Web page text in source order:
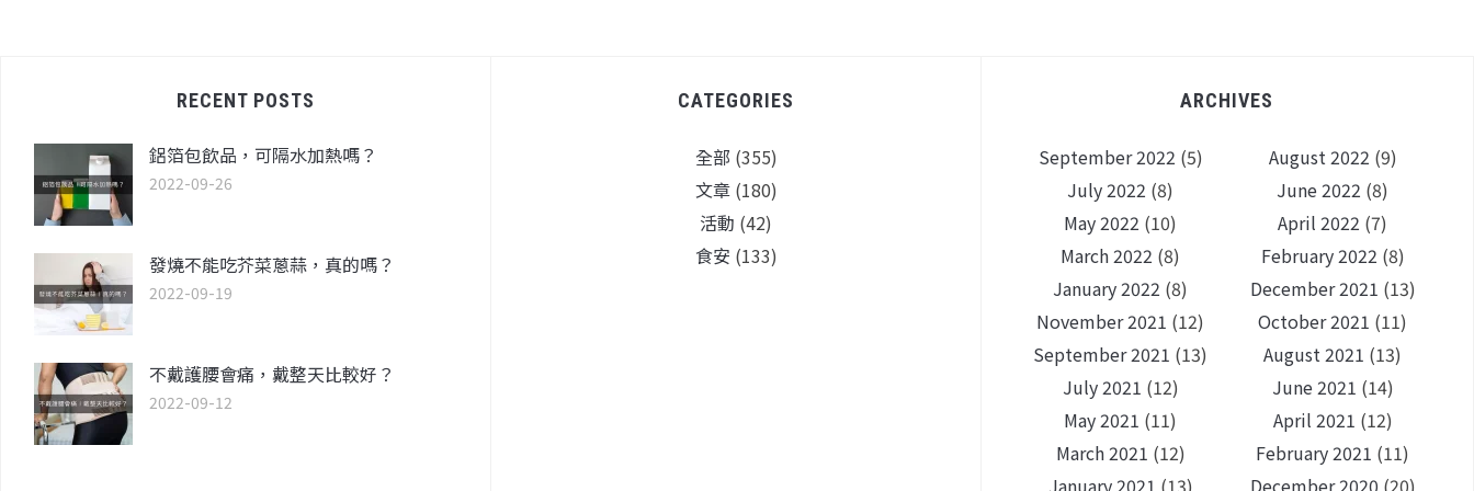
RECENT POSTS
鋁箔包飲品，可隔水加熱嗎？
2022-09-26
發燒不能吃芥菜蔥蒜，真的嗎？
2022-09-19
不戴護腰會痛，戴整天比較好？
2022-09-12
CATEGORIES
全部 (355)
文章(180)
活動 (42)
食安 (133)
ARCHIVES
September 2022 (5) August 2022 (9)
July 2022 (8) June 2022 (8)
May 2022 (10) April 2022 (7)
March 2022 (8) February 2022 (8)
January 2022 (8) December 2021 (13)
November 2021 (12) October 2021 (11)
September 2021 (13) August 2021 (13)
July 2021 (12) June 2021 (14)
May 2021 (11) April 2021 (12)
March 2021 (12) February 2021 (11)
January 2021 (13) December 2020 (20)